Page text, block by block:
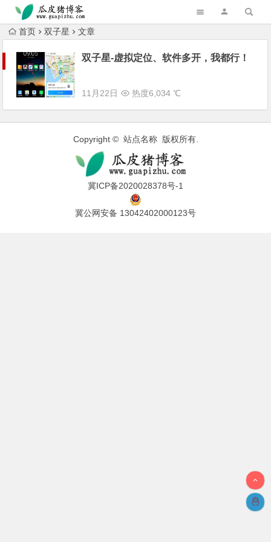
跳转到主内容
首页 双子星 文章
双子星-虚拟定位、软件多开，我都行！
11月22日 热度6,034 ℃
Copyright © 站点名称 版权所有.
冀ICP备2020028378号-1
冀公网安备 13042402000123号